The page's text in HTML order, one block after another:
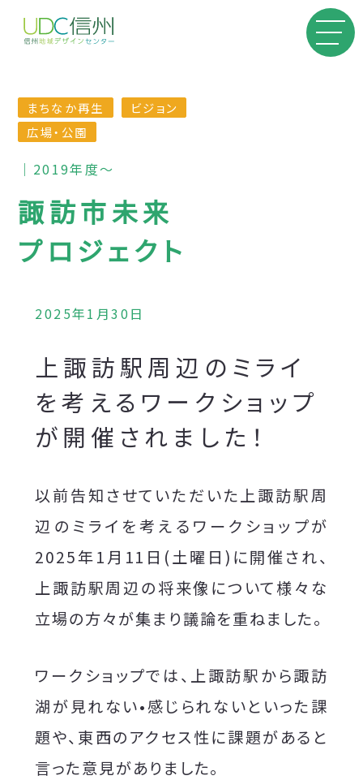
まちなか再生
ビジョン
広場・公園
｜2019年度〜
諏訪市未来
プロジェクト
2025年1月30日
上諏訪駅周辺のミライ
を考えるワークショップ
が開催されました！
以前告知させていただいた上諏訪駅周
辺のミライを考えるワークショップが
2025年1月11日(土曜日)に開催され、
上諏訪駅周辺の将来像について様々な
立場の方々が集まり議論を重ねました。
ワークショップでは、上諏訪駅から諏訪
湖が見れない•感じられないといった課
題や、東西のアクセス性に課題があると
言った意見がありました。